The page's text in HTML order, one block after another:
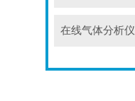
在线气体分析仪